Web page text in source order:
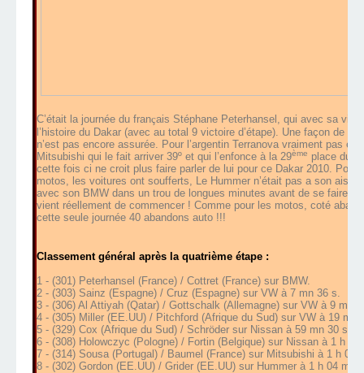
C’était la journée du français Stéphane Peterhansel, qui avec sa
l’histoire du Dakar (avec au total 9 victoire d’étape). Une façon de
n’est pas encore assurée. Pour l’argentin Terranova vraiment pas e
Mitsubishi qui le fait arriver 39º et qui l’enfonce à la 29ème place du
cette fois ci ne croit plus faire parler de lui pour ce Dakar 2010.
motos, les voitures ont soufferts, Le Hummer n’était pas a son aise
avec son BMW dans un trou de longues minutes avant de se faire
vient réellement de commencer ! Comme pour les motos, coté
cette seule journée 40 abandons auto !!!
Classement général après la quatrième étape :
1 - (301) Peterhansel (France) / Cottret (France) sur BMW.
2 - (303) Sainz (Espagne) / Cruz (Espagne) sur VW à 7 mn 36 s.
3 - (306) Al Attiyah (Qatar) / Gottschalk (Allemagne) sur VW à 9 mn
4 - (305) Miller (EE.UU) / Pitchford (Afrique du Sud) sur VW à 19 mn
5 - (329) Cox (Afrique du Sud) / Schröder sur Nissan à 59 mn 30 s.
6 - (308) Holowczyc (Pologne) / Fortin (Belgique) sur Nissan à 1 h 00
7 - (314) Sousa (Portugal) / Baumel (France) sur Mitsubishi à 1 h 03
8 - (302) Gordon (EE.UU) / Grider (EE.UU) sur Hummer à 1 h 04 mn